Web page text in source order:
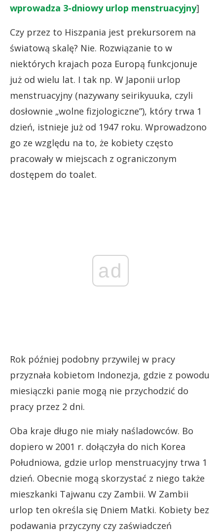
wprowadza 3-dniowy urlop menstruacyjny]
Czy przez to Hiszpania jest prekursorem na
światową skalę? Nie. Rozwiązanie to w
niektórych krajach poza Europą funkcjonuje
już od wielu lat. I tak np. W Japonii urlop
menstruacyjny (nazywany seirikyuuka, czyli
dosłownie „wolne fizjologiczne”), który trwa 1
dzień, istnieje już od 1947 roku. Wprowadzono
go ze względu na to, że kobiety często
pracowały w miejscach z ograniczonym
dostępem do toalet.
ad
Rok później podobny przywilej w pracy
przyznała kobietom Indonezja, gdzie z powodu
miesiączki panie mogą nie przychodzić do
pracy przez 2 dni.
Oba kraje długo nie miały naśladowców. Bo
dopiero w 2001 r. dołączyła do nich Korea
Południowa, gdzie urlop menstruacyjny trwa 1
dzień. Obecnie mogą skorzystać z niego także
mieszkanki Tajwanu czy Zambii. W Zambii
urlop ten określa się Dniem Matki. Kobiety bez
podawania przyczyny czy zaświadczeń